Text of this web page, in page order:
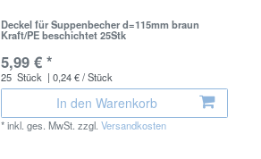
Deckel für Suppenbecher d=115mm braun
Kraft/PE beschichtet 25Stk
5,99 € *
25 Stück | 0,24 € / Stück
In den Warenkorb
*inkl. ges. MwSt. zzgl.Versandkosten